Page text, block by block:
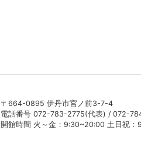
〒664-0895 伊丹市宮ノ前3-7-4
電話番号 072-783-2775(代表) / 072-
開館時間 火～金：9:30~20:00 土日祝：